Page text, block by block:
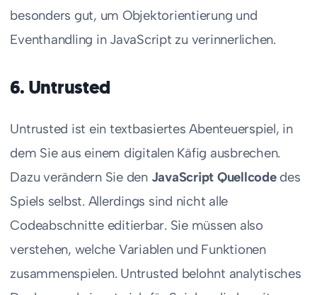
besonders gut, um Objektorientierung und
Eventhandling in JavaScript zu verinnerlichen.
6. Untrusted
Untrusted ist ein textbasiertes Abenteuerspiel, in
dem Sie aus einem digitalen Käfig ausbrechen.
Dazu verändern Sie den JavaScript Quellcodedes
Spiels selbst. Allerdings sind nicht alle
Codeabschnitte editierbar. Sie müssen also
verstehen, welche Variablen und Funktionen
zusammenspielen. Untrusted belohnt analytisches